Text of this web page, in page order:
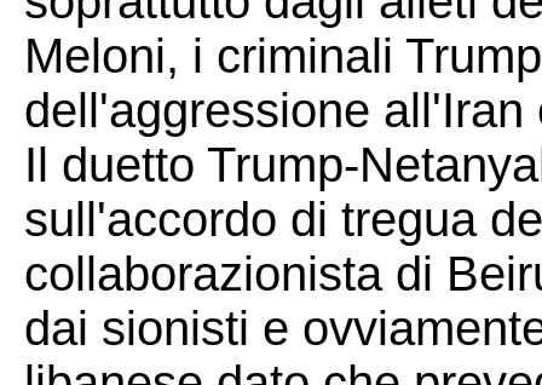
Meloni, i criminali
dell'aggressione
Il duetto Trump-
sull'accordo di tregua
collaborazionista di
dai sionisti e